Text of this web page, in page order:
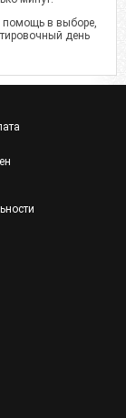
помощь в выборе,
день